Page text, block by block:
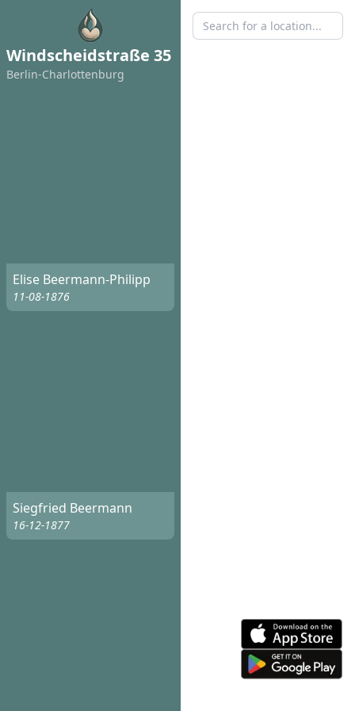
Windscheidstraße 35
Berlin-Charlottenburg
Elise Beermann-Philipp
11-08-1876
Siegfried Beermann
16-12-1877